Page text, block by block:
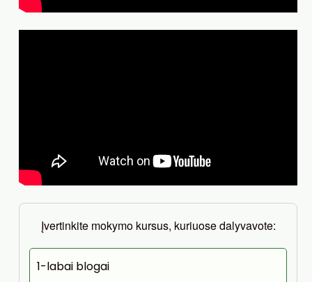
Įvertinkite mokymo kursus, kuriuose dalyvavote:
1-labai blogai